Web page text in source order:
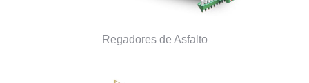
Regadores de Asfalto